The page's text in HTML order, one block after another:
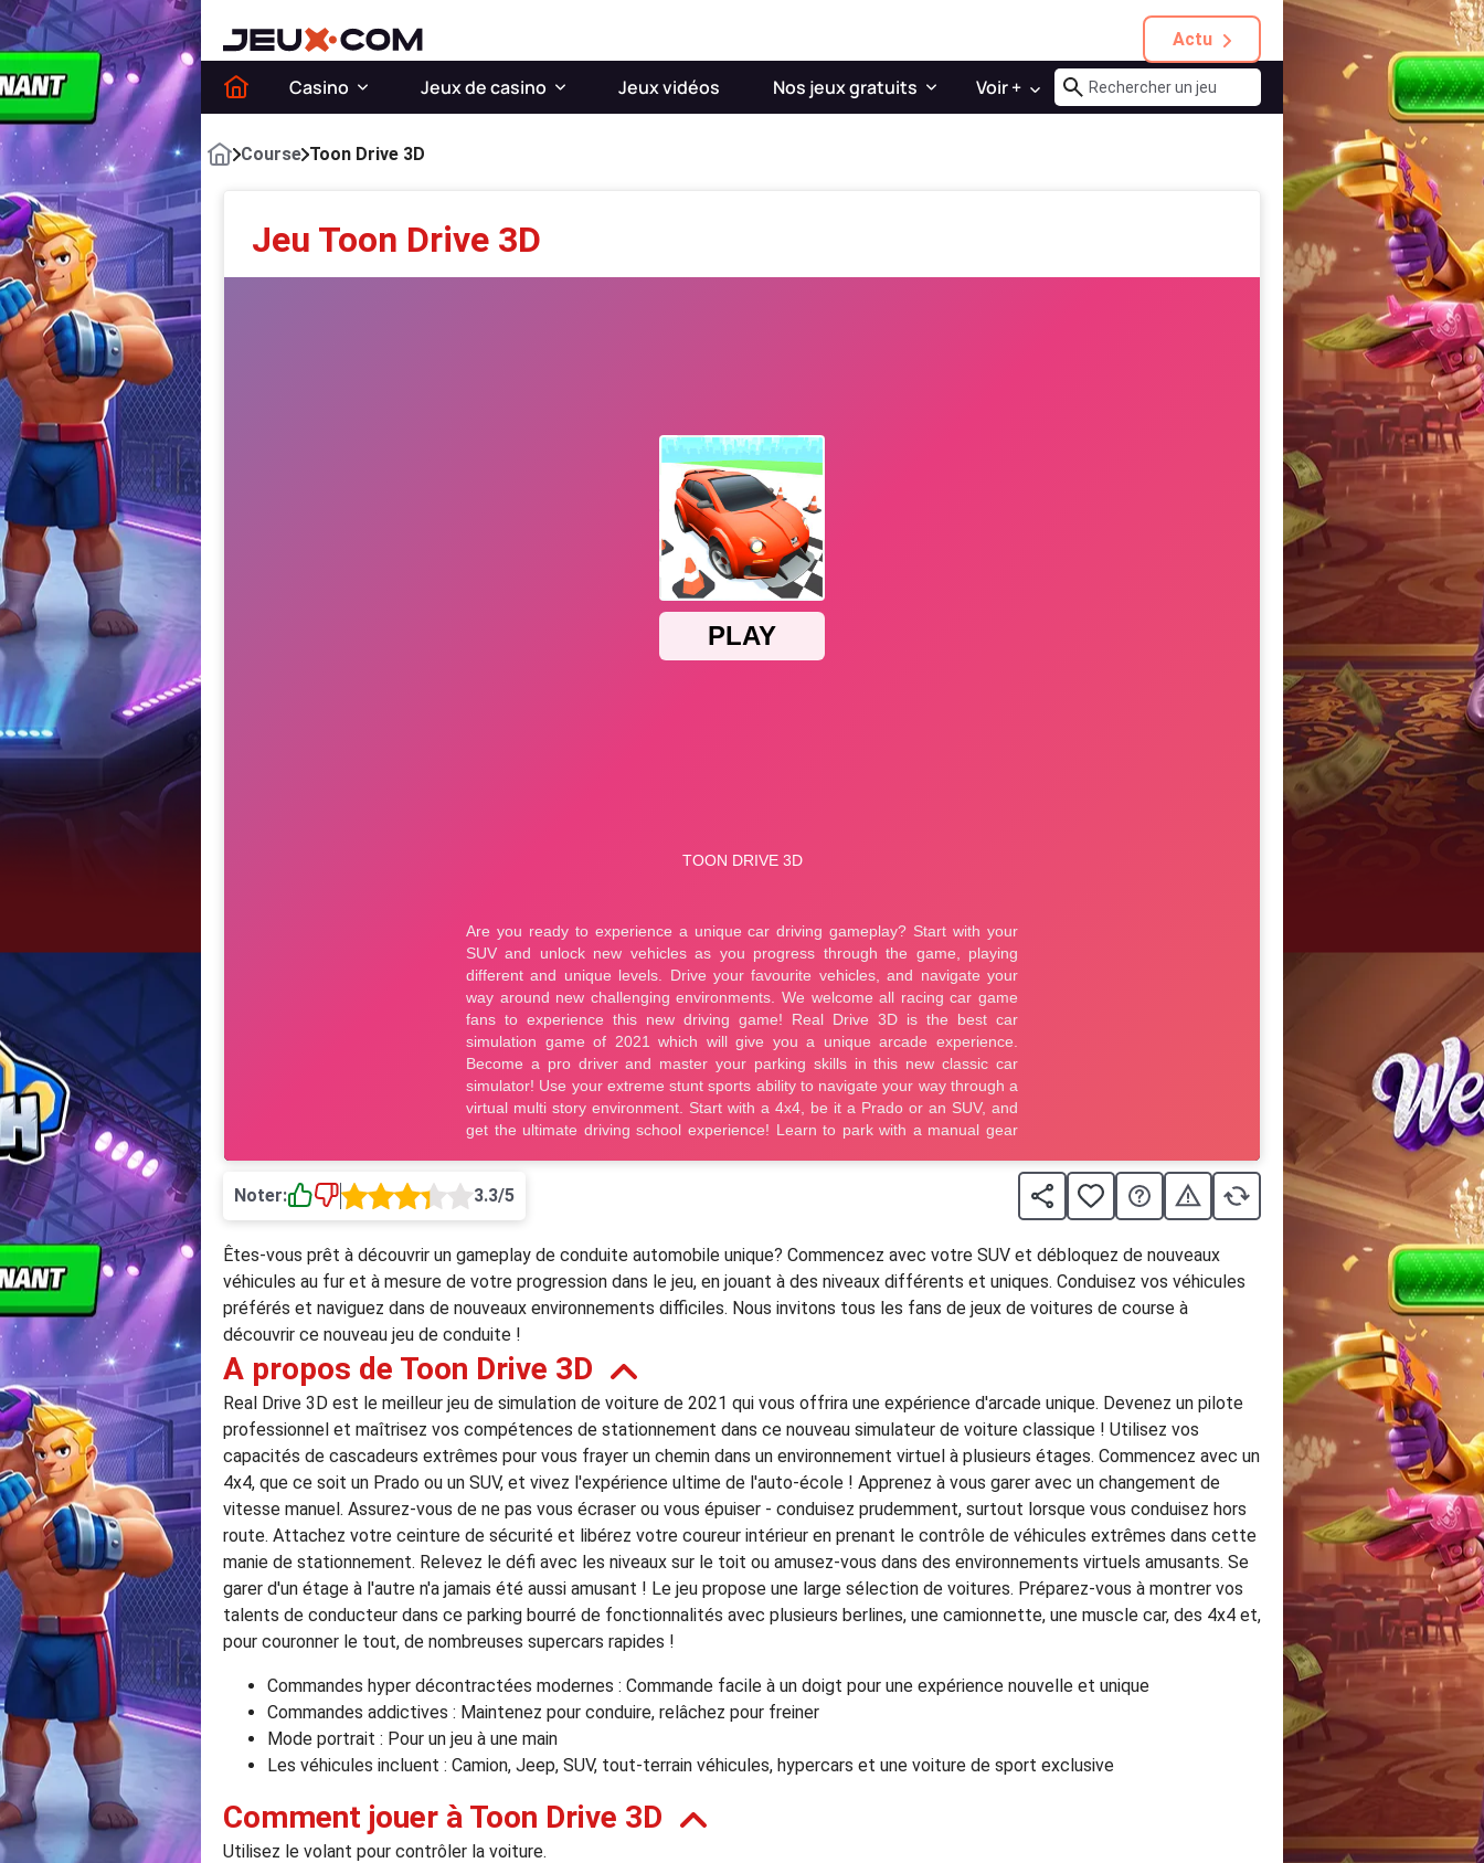
Actu
Casino Jeux de casino Jeux vidéos Nos jeux gratuits Voir +
Course Toon Drive 3D
Jeu Toon Drive 3D
Noter: 3.3/5
Êtes-vous prêt à découvrir un gameplay de conduite automobile unique? Commencez avec votre SUV et débloquez de nouveaux
véhicules au fur et à mesure de votre progression dans le jeu, en jouant à des niveaux différents et uniques. Conduisez vos véhicules
préférés et naviguez dans de nouveaux environnements difficiles. Nous invitons tous les fans de jeux de voitures de course à
découvrir ce nouveau jeu de conduite !
A propos de Toon Drive 3D
Real Drive 3D est le meilleur jeu de simulation de voiture de 2021 qui vous offrira une expérience d'arcade unique. Devenez un pilote
professionnel et maîtrisez vos compétences de stationnement dans ce nouveau simulateur de voiture classique ! Utilisez vos
capacités de cascadeurs extrêmes pour vous frayer un chemin dans un environnement virtuel à plusieurs étages. Commencez avec un
4x4, que ce soit un Prado ou un SUV, et vivez l'expérience ultime de l'auto-école ! Apprenez à vous garer avec un changement de
vitesse manuel. Assurez-vous de ne pas vous écraser ou vous épuiser - conduisez prudemment, surtout lorsque vous conduisez hors
route. Attachez votre ceinture de sécurité et libérez votre coureur intérieur en prenant le contrôle de véhicules extrêmes dans cette
manie de stationnement. Relevez le défi avec les niveaux sur le toit ou amusez-vous dans des environnements virtuels amusants. Se
garer d'un étage à l'autre n'a jamais été aussi amusant ! Le jeu propose une large sélection de voitures. Préparez-vous à montrer vos
talents de conducteur dans ce parking bourré de fonctionnalités avec plusieurs berlines, une camionnette, une muscle car, des 4x4 et,
pour couronner le tout, de nombreuses supercars rapides !
Commandes hyper décontractées modernes : Commande facile à un doigt pour une expérience nouvelle et unique
Commandes addictives : Maintenez pour conduire, relâchez pour freiner
Mode portrait : Pour un jeu à une main
Les véhicules incluent : Camion, Jeep, SUV, tout-terrain véhicules, hypercars et une voiture de sport exclusive
Comment jouer à Toon Drive 3D
Utilisez le volant pour contrôler la voiture.